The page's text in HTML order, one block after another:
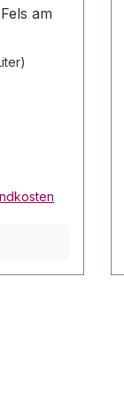
am
Franz